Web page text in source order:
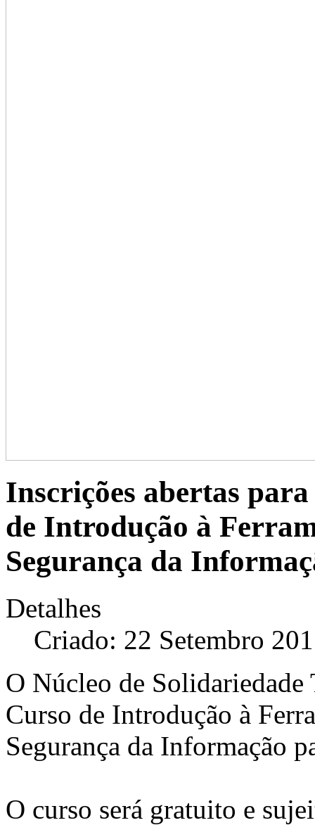
Inscrições abertas
de Introdução à
Segurança da
Detalhes
Criado: 22 Setembro
O Núcleo de
Curso de Introdução à
Segurança da Informação
O curso será gratuito e